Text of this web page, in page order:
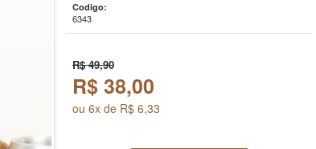
Codigo:
6343
R$ 49,90
R$ 38,00
ou 6x de R$ 6,33